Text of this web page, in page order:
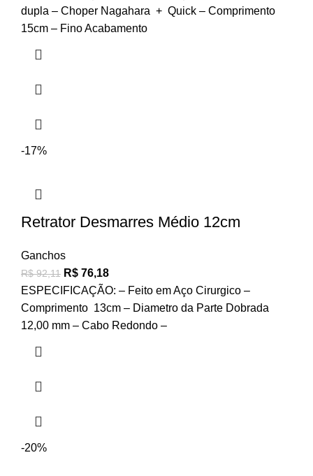
dupla – Choper Nagahara + Quick – Comprimento
15cm – Fino Acabamento
-17%
Retrator Desmarres Médio 12cm
Ganchos
R$92,11 R$ 76,18
ESPECIFICAÇÃO: – Feito em Aço Cirurgico –
Comprimento 13cm – Diametro da Parte Dobrada
12,00 mm – Cabo Redondo –
-20%